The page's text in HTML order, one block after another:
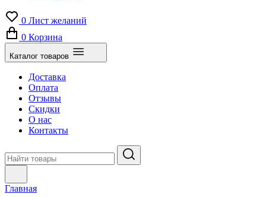
0 Лист желаний
0 Корзина
Каталог товаров
Доставка
Оплата
Отзывы
Скидки
О нас
Контакты
Главная